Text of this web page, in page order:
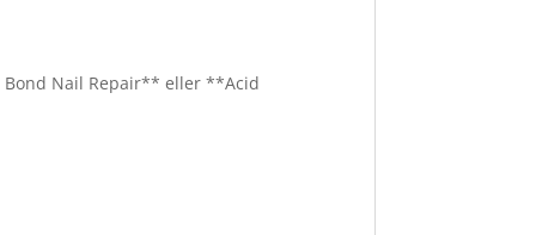
Bond Nail Repair** eller **Acid